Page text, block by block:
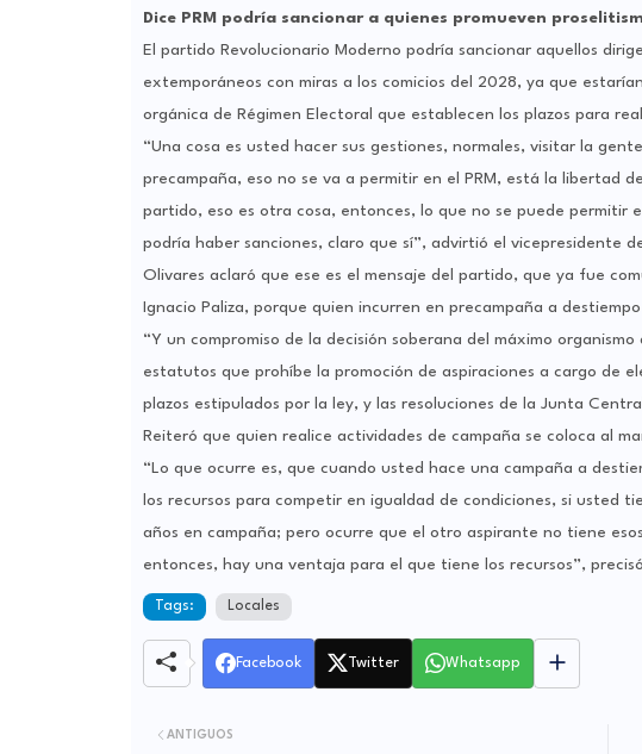
Dice PRM podría sancionar a quienes promueven
El partido Revolucionario Moderno podría sancionar aquellos
extemporáneos con miras a los comicios del 2028, ya que
orgánica de Régimen Electoral que establecen los plazos para
“Una cosa es usted hacer sus gestiones, normales, visitar la
precampaña, eso no se va a permitir en el PRM, está la libertad
partido, eso es otra cosa, entonces, lo que no se puede permitir
podría haber sanciones, claro que sí”, advirtió el vicepresidente
Olivares aclaró que ese es el mensaje del partido, que ya fue
Ignacio Paliza, porque quien incurren en precampaña a
“Y un compromiso de la decisión soberana del máximo
estatutos que prohíbe la promoción de aspiraciones a cargo de
plazos estipulados por la ley, y las resoluciones de la Junta
Reiteró que quien realice actividades de campaña se coloca al
“Lo que ocurre es, que cuando usted hace una campaña a
los recursos para competir en igualdad de condiciones, si usted
años en campaña; pero ocurre que el otro aspirante no tiene
entonces, hay una ventaja para el que tiene los recursos”,
Tags: Locales
Facebook Twitter Whatsapp
ANTIGUOS